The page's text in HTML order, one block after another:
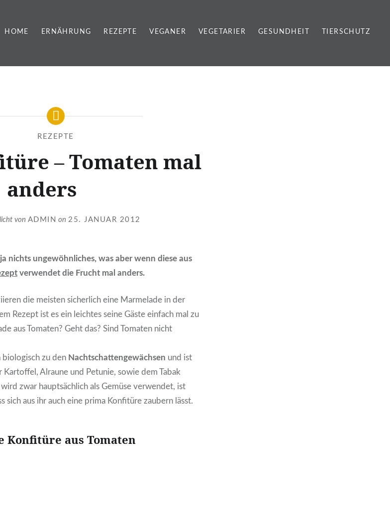
HOME ERNÄHRUNG REZEPTE VEGANER VEGETARIER GESUNDHEIT TIERSCHUTZ
REZEPTE
– Tomaten mal
anders
von ADMIN on 25. JANUAR 2012
nichts ungewöhnliches, was aber wenn diese aus
verwendet die Frucht mal anders.
die meisten sicherlich eine Marmelade in der
Rezept ist es ein leichtes seine Gäste einfach mal zu
aus Tomaten? Geht das? Sind Tomaten nicht
biologisch zu den Nachtschattengewächsen und ist
Alraune und Petunie, sowie dem Tabak
wird zwar hauptsächlich als Gemüse verwendet, ist
sich aus ihr auch eine prima Konfitüre zaubern lässt.
Konfitüre aus Tomaten